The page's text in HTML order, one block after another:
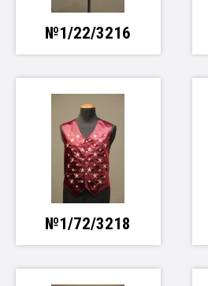
№1/22/3216
№1/72/3218